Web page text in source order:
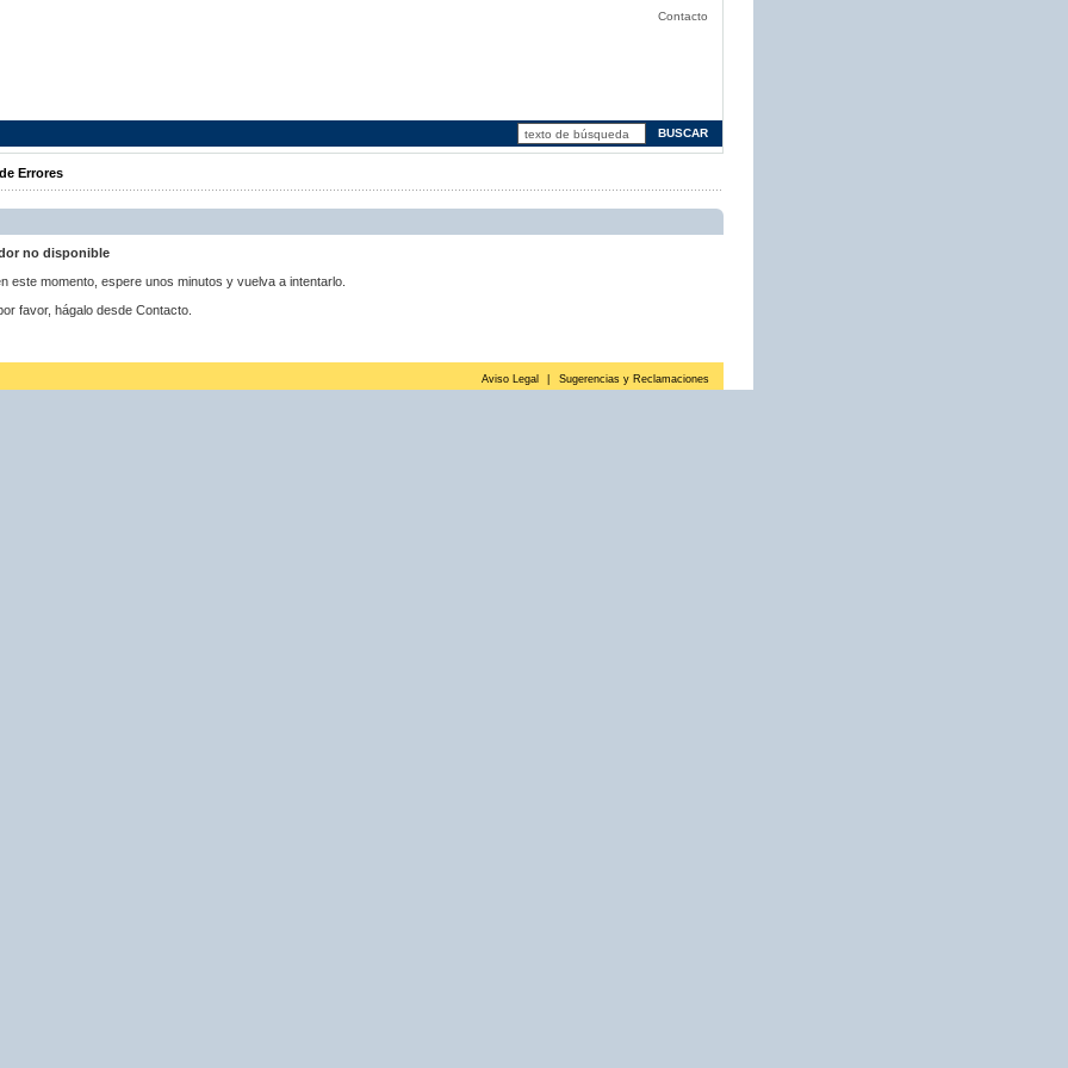
Contacto
Errores
no disponible
este momento, espere unos minutos y vuelva a intentarlo.
favor, hágalo desde Contacto.
Aviso Legal Sugerencias y Reclamaciones